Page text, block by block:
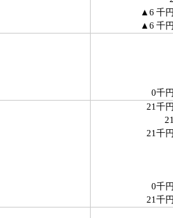
▲6 千
▲6 千
0千
21千
21千
0千
21千